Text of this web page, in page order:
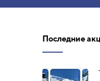
Последние